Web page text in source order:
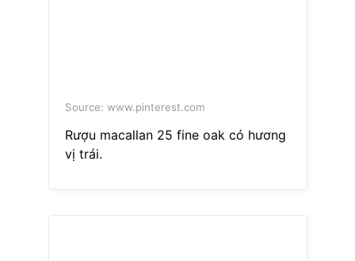
Source: www.pinterest.com
Rượu macallan 25 fine oak có hương
vị trái.